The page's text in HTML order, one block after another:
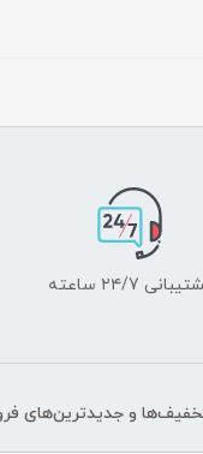
۲۴/7 ساعته
و جدیدترین‌های